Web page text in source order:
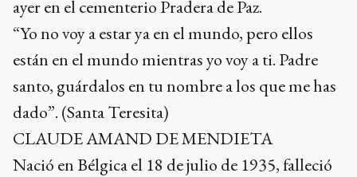
ayer en el cementerio Pradera de Paz.
“Yo no voy a estar ya en el mundo, pero ellos
están en el mundo mientras yo voy a ti. Padre
santo, guárdalos en tu nombre a los que me has
dado”. (Santa Teresita)
CLAUDE AMAND DE MENDIETA
Nació en Bélgica el 18 de julio de 1935, falleció